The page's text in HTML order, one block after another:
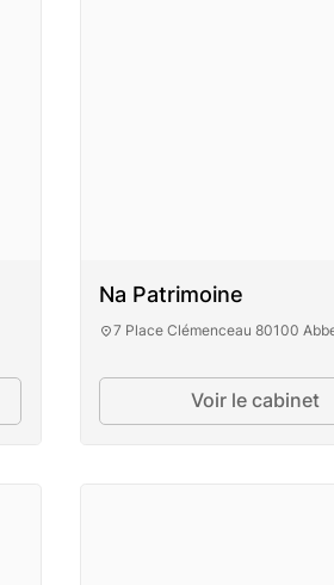
Na Patrimoine
7 Place Clémenceau 80100
Voir le cabinet